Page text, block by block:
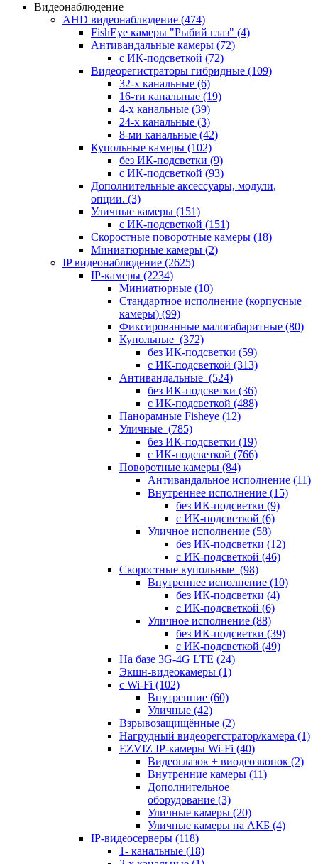
Видеонаблюдение
AHD видеонаблюдение (474)
FishEye камеры "Рыбий глаз" (4)
Антивандальные камеры (72)
с ИК-подсветкой (72)
Видеорегистраторы гибридные (109)
32-х канальные (6)
16-ти канальные (19)
4-х канальные (39)
24-х канальные (3)
8-ми канальные (42)
Купольные камеры (102)
без ИК-подсветки (9)
с ИК-подсветкой (93)
Дополнительные аксессуары, модули,
опции. (3)
Уличные камеры (151)
с ИК-подсветкой (151)
Скоростные поворотные камеры (18)
Миниатюрные камеры (2)
IP видеонаблюдение (2625)
IP-камеры (2234)
Миниатюрные (10)
Стандартное исполнение (корпусные
камеры) (99)
Фиксированные малогабаритные (80)
Купольные (372)
без ИК-подсветки (59)
с ИК-подсветкой (313)
Антивандальные (524)
без ИК-подсветки (36)
с ИК-подсветкой (488)
Панорамные Fisheye (12)
Уличные (785)
без ИК-подсветки (19)
с ИК-подсветкой (766)
Поворотные камеры (84)
Антивандальное исполнение (11)
Внутреннее исполнение (15)
без ИК-подсветки (9)
с ИК-подсветкой (6)
Уличное исполнение (58)
без ИК-подсветки (12)
с ИК-подсветкой (46)
Скоростные купольные (98)
Внутреннее исполнение (10)
без ИК-подсветки (4)
с ИК-подсветкой (6)
Уличное исполнение (88)
без ИК-подсветки (39)
с ИК-подсветкой (49)
На базе 3G-4G LTE (24)
Экшн-видеокамеры (1)
с Wi-Fi (102)
Внутренние (60)
Уличные (42)
Взрывозащищённые (2)
Нагрудный видеорегстратор/камера (1)
EZVIZ IP-камеры Wi-Fi (40)
Видеоглазок + виодеозвонок (2)
Внутренние камеры (11)
Дополнительное
оборудование (3)
Уличные камеры (20)
Уличные камеры на АКБ (4)
IP-видеосерверы (118)
1- канальные (18)